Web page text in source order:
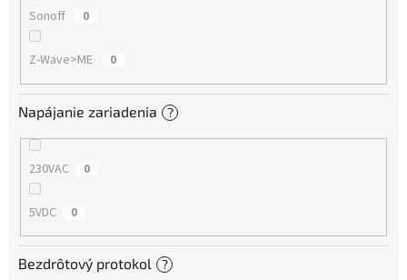
Sonoff 0
Z-Wave>ME 0
Napájanie zariadenia ?
230VAC 0
5VDC 0
Bezdrôtový protokol ?